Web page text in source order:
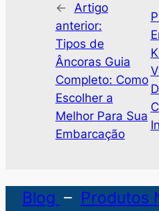
←
Artigo
anterior:
Tipos de
Âncoras Guia
Completo: Como
Escolher a
Melhor Para Sua
Embarcação
Blog – Produtos